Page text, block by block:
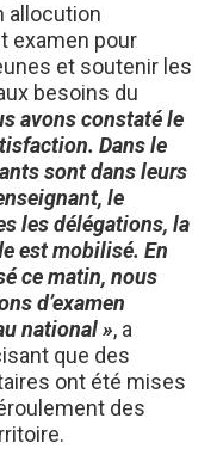
allocution
examen pour
et soutenir les
besoins du
avons constaté le
Dans le
sont dans leurs
le
les délégations, la
est mobilisé. En
ce matin, nous
d’examen
national », a
que des
ont été mises
des